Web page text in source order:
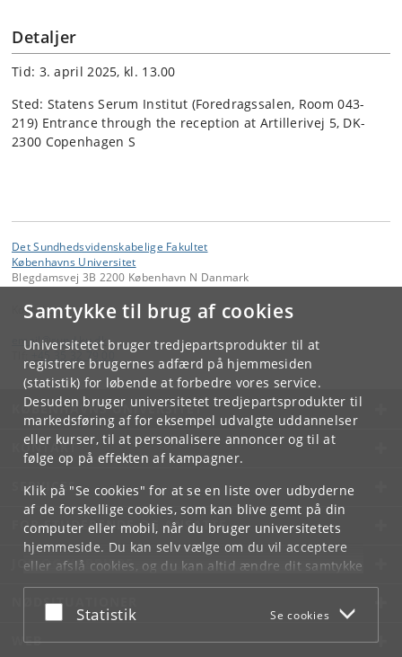
Samtykke til brug af cookies
Universitetet bruger tredjepartsprodukter til at
registrere brugernes adfærd på hjemmesiden
(statistik) for løbende at forbedre vores service.
Desuden bruger universitetet tredjepartsprodukter til
markedsføring af for eksempel udvalgte uddannelser
eller kurser, til at personalisere annoncer og til at
følge op på effekten af kampagner.
Klik på "Se cookies" for at se en liste over udbyderne
af de forskellige cookies, som kan blive gemt på din
computer eller mobil, når du bruger universitetets
hjemmeside. Du kan selv vælge om du vil acceptere
eller afslå cookies, og du kan altid ændre dit samtykke
underCookie- og privatlivspolitiksom du finder i
bunden af hver side.
Acceptér eller afslå
Statistik Se cookies
Detaljer
Tid: 3. april 2025, kl. 13.00
Sted: Statens Serum Institut (Foredragssalen, Room 043-
219) Entrance through the reception at Artillerivej 5, DK-
2300 Copenhagen S
Det Sundhedsvidenskabelige Fakultet
Københavns Universitet
Blegdamsvej 3B 2200 København N Danmark
Kontakt:
email @sund.ku.dk
KØBENHAVNS UNIVERSITET
KONTAKT
SERVICES
FOR STUDERENDE OG ANSATTE
JOB OG KARRIERE
NØDSITUATIONER
WEB